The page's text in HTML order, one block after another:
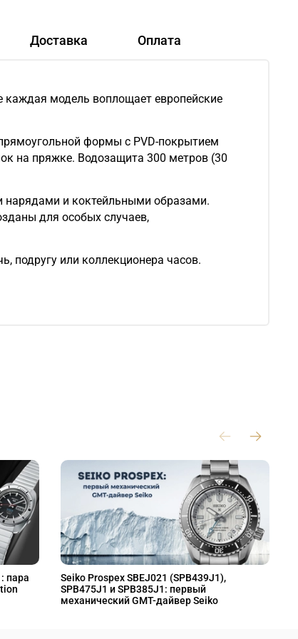
Доставка Оплата
каждая модель воплощает европейские
формы с PVD-покрытием
на пряжке. Водозащита 300 метров (30
и коктейльными образами.
для особых случаев,
подругу или коллекционера часов.
пара
Seiko Prospex SBEJ021 (SPB439J1),
SPB475J1 и SPB385J1: первый
механический GMT-дайвер Seiko